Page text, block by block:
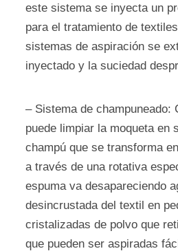
este sistema se inyecta un
para el tratamiento de
sistemas de aspiración se
inyectado y la suciedad
– Sistema de champuneado:
puede limpiar la moqueta en
champú que se transforma
a través de una rotativa
espuma va desapareciendo
desincrustada del textil en
cristalizadas de polvo que
que pueden ser aspiradas